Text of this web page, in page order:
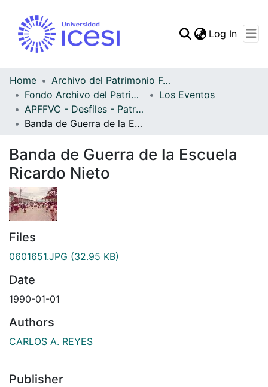
Statistics
Log In
Home
Archivo del Patrimonio Fotográfico y Fílmico del Valle del Cauca
Fondo Archivo del Patrimonio Fotográfico y Fílmico del Valle del Cauca
Los Eventos
APFFVC - Desfiles - Patrimonial
Banda de Guerra de la Escuela Ricardo Nieto
Banda de Guerra de la Escuela
Ricardo Nieto
Files
0601651.JPG (32.95 KB)
Date
1990-01-01
Authors
CARLOS A. REYES
Publisher